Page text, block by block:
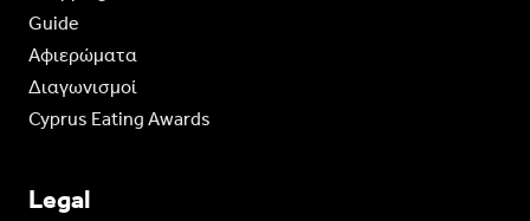
Guide
Aφιερώματα
Διαγωνισμοί
Cyprus Eating Awards
Legal